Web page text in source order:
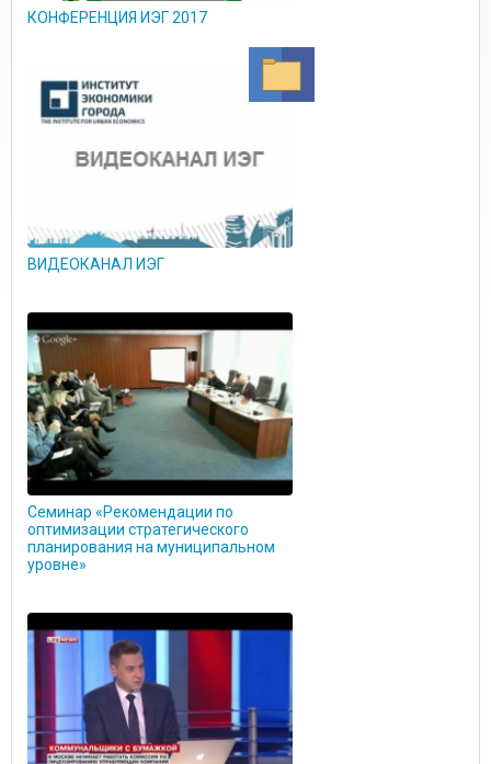
КОНФЕРЕНЦИЯ ИЭГ 2017
ВИДЕОКАНАЛ ИЭГ
Семинар «Рекомендации по
оптимизации стратегического
планирования на муниципальном
уровне»